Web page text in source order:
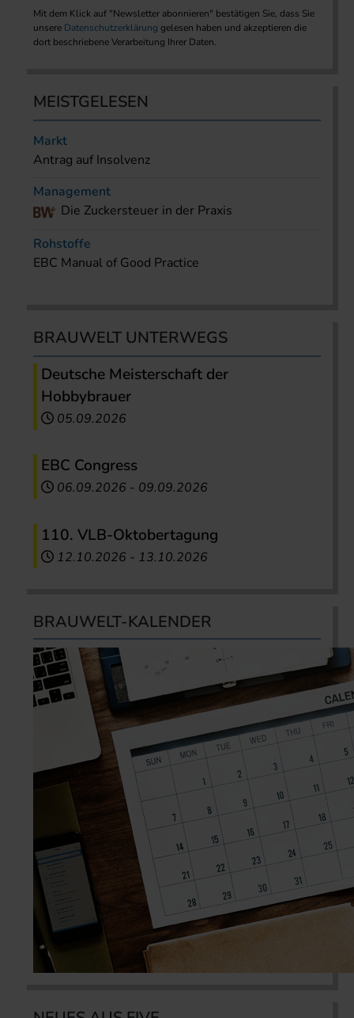
Mit dem Klick auf "Newsletter abonnieren" bestätigen Sie, dass Sie
unsere Datenschutzerklärung gelesen haben und akzeptieren die
dort beschriebene Verarbeitung Ihrer Daten.
MEISTGELESEN
Markt
Antrag auf Insolvenz
Management
Die Zuckersteuer in der Praxis
Rohstoffe
EBC Manual of Good Practice
BRAUWELT UNTERWEGS
Deutsche Meisterschaft der
Hobbybrauer
05.09.2026
EBC Congress
06.09.2026 - 09.09.2026
110. VLB-Oktobertagung
12.10.2026 - 13.10.2026
BRAUWELT-KALENDER